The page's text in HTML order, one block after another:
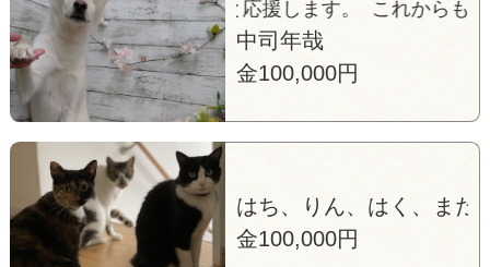
これからもずっと応援します。 これからもずっと
中司年哉
金100,000円
はち、りん、はく、まだ
金100,000円